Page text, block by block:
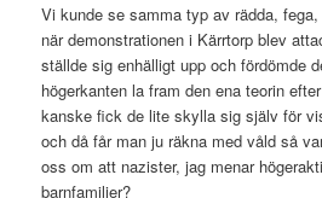
Vi kunde se samma typ av rädda,
när demonstrationen i Kärrtorp blev
ställde sig enhälligt upp och fördömde
högerkanten la fram den ena teorin
kanske fick de lite skylla sig själv för
och då får man ju räkna med våld så
oss om att nazister, jag menar
barnfamiljer?